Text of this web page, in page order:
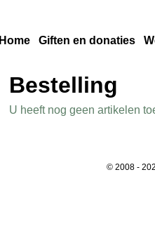
Home Giften en donaties
Bestelling
U heeft nog geen artikelen
© 2008 -